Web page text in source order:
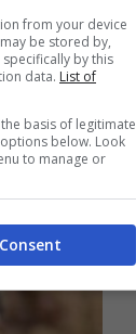
from your device
be stored by,
by this
data. List of
basis of legitimate
below. Look
to manage or
Consent